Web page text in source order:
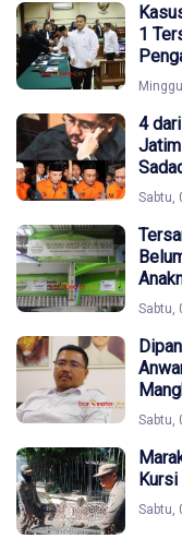
1
4
Sabtu,
Sabtu,
Sabtu,
Kursi
Sabtu,